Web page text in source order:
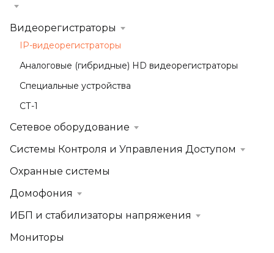
Видеорегистраторы
IP-видеорегистраторы
Аналоговые (гибридные) HD видеорегистраторы
Специальные устройства
СТ-1
Сетевое оборудование
Системы Контроля и Управления Доступом
Охранные системы
Домофония
ИБП и стабилизаторы напряжения
Мониторы